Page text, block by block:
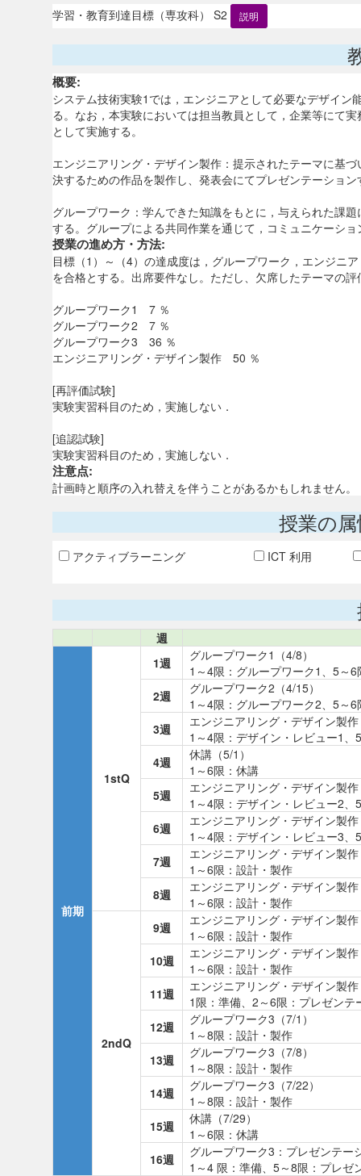
学習・教育到達目標（専攻科） S2 説明
概要:
システム技術実験1では，エンジニアとして必要なデザイ
る。なお，本実験においては担当教員として，企業等にて
として実施する。
エンジニアリング・デザイン製作：提示されたテーマに基
決するための作品を製作し、発表会にてプレゼンテーショ
グループワーク：学んできた知識をもとに，与えられた課
する。グループによる共同作業を通じて，コミュニケーシ
授業の進め方・方法:
目標（1）～（4）の達成度は，グループワーク，エンジニ
を合格とする。出席要件なし。ただし、欠席したテーマの
グループワーク1 7 ％
グループワーク2 7 ％
グループワーク3 36 ％
エンジニアリング・デザイン製作 50 ％
[再評価試験]
実験実習科目のため，実施しない．
[追認試験]
実験実習科目のため，実施しない．
注意点:
計画時と順序の入れ替えを伴うことがあるかもしれません。
授業の
アクティブラーニング ICT 利用
週
前期
1stQ
1週
グループワーク1（4/8）
1～4限：グループワーク1、5～
2週
グループワーク2（4/15）
1～4限：グループワーク2、5～6
3週
エンジニアリング・デザイン製
1～4限：デザイン・レビュー1、
4週
休講（5/1）
1～6限：休講
5週
エンジニアリング・デザイン製
1～4限：デザイン・レビュー2、
6週
エンジニアリング・デザイン製
1～4限：デザイン・レビュー3、
7週
エンジニアリング・デザイン製
1～6限：設計・製作
8週
エンジニアリング・デザイン製
1～6限：設計・製作
2ndQ
9週
エンジニアリング・デザイン製
1～6限：設計・製作
10週
エンジニアリング・デザイン製
1～6限：設計・製作
11週
エンジニアリング・デザイン製
1限：準備、2～6限：プレゼンテ
12週
グループワーク3（7/1）
1～8限：設計・製作
13週
グループワーク3（7/8）
1～8限：設計・製作
14週
グループワーク3（7/22）
1～8限：設計・製作
15週
休講（7/29）
1～6限：休講
16週
グループワーク3：プレゼンテー
1～4 限：準備、5～8限：プレゼ